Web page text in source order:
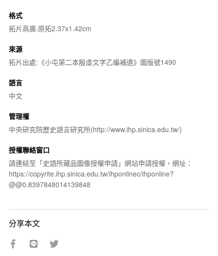
格式
拓片高廣:原拓2.37x1.42cm
來源
拓片出處:《小屯第二本殷虛文字乙編補遺》圖版號1490
語言
中文
管理權
中央研究院歷史語言研究所(http://www.ihp.sinica.edu.tw/)
授權聯絡窗口
請連結至「史語所藏品圖像授權申請」網站申請授權，網址：
https://copyrite.ihp.sinica.edu.tw/ihponlinec/ihponline?
@@0.8397848014139848
分享本文